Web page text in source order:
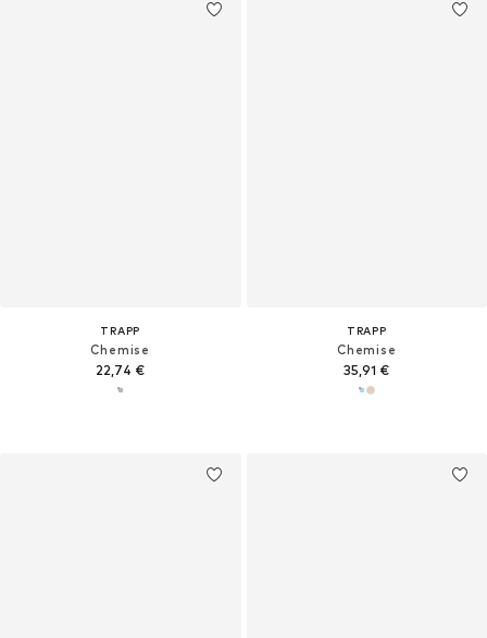
TRAPP
Chemise
22,74 €
TRAPP
Chemise
35,91 €